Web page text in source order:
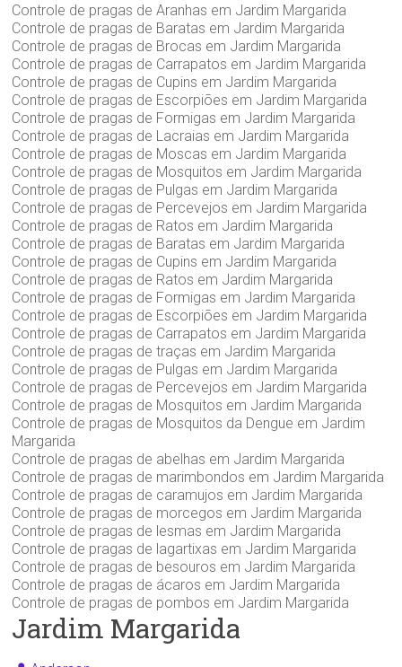
Controle de pragas de Aranhas em Jardim Margarida
Controle de pragas de Baratas em Jardim Margarida
Controle de pragas de Brocas em Jardim Margarida
Controle de pragas de Carrapatos em Jardim Margarida
Controle de pragas de Cupins em Jardim Margarida
Controle de pragas de Escorpiões em Jardim Margarida
Controle de pragas de Formigas em Jardim Margarida
Controle de pragas de Lacraias em Jardim Margarida
Controle de pragas de Moscas em Jardim Margarida
Controle de pragas de Mosquitos em Jardim Margarida
Controle de pragas de Pulgas em Jardim Margarida
Controle de pragas de Percevejos em Jardim Margarida
Controle de pragas de Ratos em Jardim Margarida
Controle de pragas de Baratas em Jardim Margarida
Controle de pragas de Cupins em Jardim Margarida
Controle de pragas de Ratos em Jardim Margarida
Controle de pragas de Formigas em Jardim Margarida
Controle de pragas de Escorpiões em Jardim Margarida
Controle de pragas de Carrapatos em Jardim Margarida
Controle de pragas de traças em Jardim Margarida
Controle de pragas de Pulgas em Jardim Margarida
Controle de pragas de Percevejos em Jardim Margarida
Controle de pragas de Mosquitos em Jardim Margarida
Controle de pragas de Mosquitos da Dengue em Jardim
Margarida
Controle de pragas de abelhas em Jardim Margarida
Controle de pragas de marimbondos em Jardim Margarida
Controle de pragas de caramujos em Jardim Margarida
Controle de pragas de morcegos em Jardim Margarida
Controle de pragas de lesmas em Jardim Margarida
Controle de pragas de lagartixas em Jardim Margarida
Controle de pragas de besouros em Jardim Margarida
Controle de pragas de ácaros em Jardim Margarida
Controle de pragas de pombos em Jardim Margarida
Jardim Margarida